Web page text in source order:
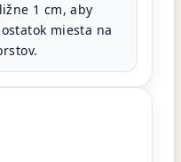
1 cm, aby
miesta na